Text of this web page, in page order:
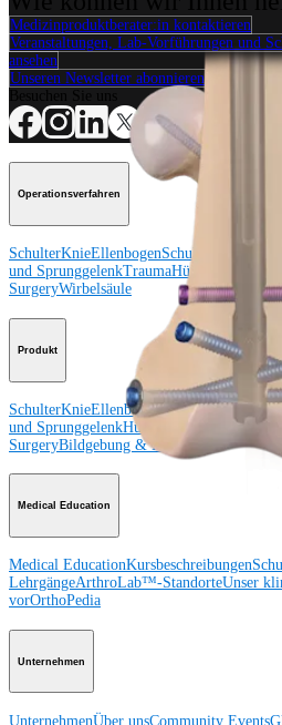
Medizinproduktberater:in kontaktieren
Veranstaltungen, Lab-Vorführungen und
ansehen
Unseren Newsletter abonnieren
Operationsverfahren
SchulterKnieEllenbogen
und SprunggelenkTraumaHüfte
SurgeryWirbelsäule
Produkt
SchulterKnieEllenbogen
und SprunggelenkHüfte Orthobiologie
SurgeryBildgebung & Resektion
Medical Education
Medical EducationKursbeschreibungen
LehrgängeArthroLab™-StandorteUnser
vorOrthoPedia
Unternehmen
UnternehmenÜber unsCommunity Events